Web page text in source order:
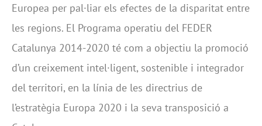
Europea per pal·liar els efectes de la disparitat entre
les regions. El Programa operatiu del FEDER
Catalunya 2014-2020 té com a objectiu la promoció
d’un creixement intel·ligent, sostenible i integrador
del territori, en la línia de les directrius de
l’estratègia Europa 2020 i la seva transposició a